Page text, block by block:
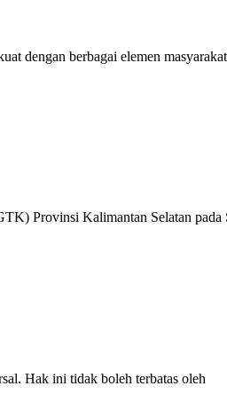
dengan berbagai elemen
Provinsi Kalimantan Selatan pada
Hak ini tidak boleh terbatas oleh